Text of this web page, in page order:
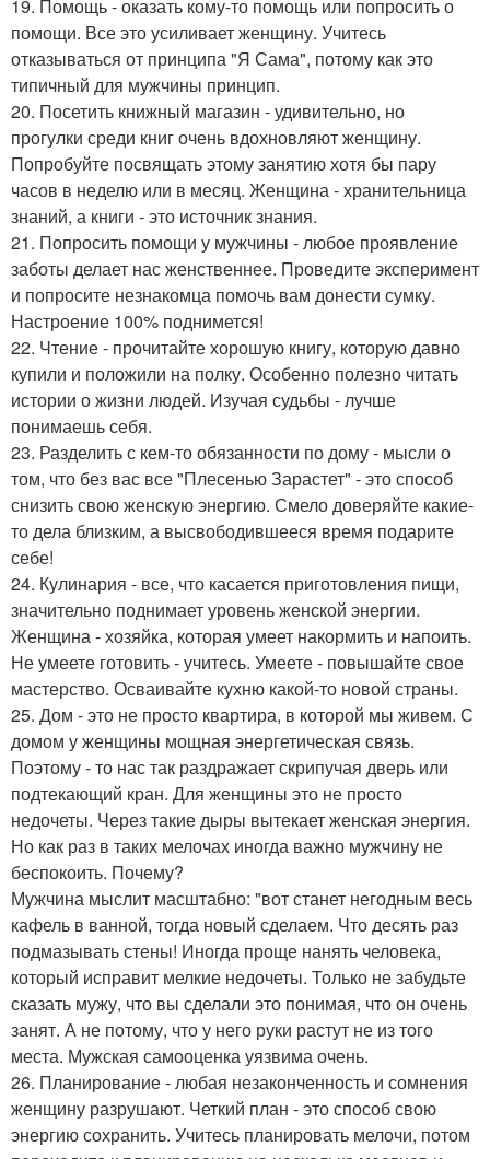
19. Помощь - оказать кому-то помощь или попросить о
помощи. Все это усиливает женщину. Учитесь
отказываться от принципа "Я Сама", потому как это
типичный для мужчины принцип.
20. Посетить книжный магазин - удивительно, но
прогулки среди книг очень вдохновляют женщину.
Попробуйте посвящать этому занятию хотя бы пару
часов в неделю или в месяц. Женщина - хранительница
знаний, а книги - это источник знания.
21. Попросить помощи у мужчины - любое проявление
заботы делает нас женственнее. Проведите эксперимент
и попросите незнакомца помочь вам донести сумку.
Настроение 100% поднимется!
22. Чтение - прочитайте хорошую книгу, которую давно
купили и положили на полку. Особенно полезно читать
истории о жизни людей. Изучая судьбы - лучше
понимаешь себя.
23. Разделить с кем-то обязанности по дому - мысли о
том, что без вас все "Плесенью Зарастет" - это способ
снизить свою женскую энергию. Смело доверяйте какие-
то дела близким, а высвободившееся время подарите
себе!
24. Кулинария - все, что касается приготовления пищи,
значительно поднимает уровень женской энергии.
Женщина - хозяйка, которая умеет накормить и напоить.
Не умеете готовить - учитесь. Умеете - повышайте свое
мастерство. Осваивайте кухню какой-то новой страны.
25. Дом - это не просто квартира, в которой мы живем. С
домом у женщины мощная энергетическая связь.
Поэтому - то нас так раздражает скрипучая дверь или
подтекающий кран. Для женщины это не просто
недочеты. Через такие дыры вытекает женская энергия.
Но как раз в таких мелочах иногда важно мужчину не
беспокоить. Почему?
Мужчина мыслит масштабно: "вот станет негодным весь
кафель в ванной, тогда новый сделаем. Что десять раз
подмазывать стены! Иногда проще нанять человека,
который исправит мелкие недочеты. Только не забудьте
сказать мужу, что вы сделали это понимая, что он очень
занят. А не потому, что у него руки растут не из того
места. Мужская самооценка уязвима очень.
26. Планирование - любая незаконченность и сомнения
женщину разрушают. Четкий план - это способ свою
энергию сохранить. Учитесь планировать мелочи, потом